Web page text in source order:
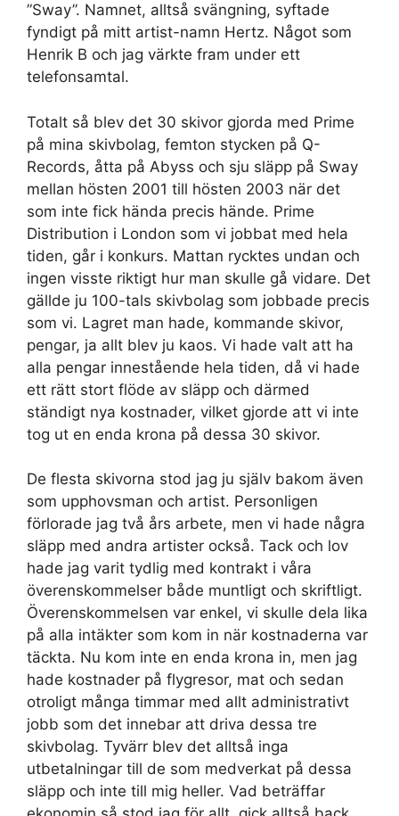
”Sway”. Namnet, alltså svängning, syftade
fyndigt på mitt artist-namn Hertz. Något som
Henrik B och jag värkte fram under ett
telefonsamtal.
Totalt så blev det 30 skivor gjorda med Prime
på mina skivbolag, femton stycken på Q-
Records, åtta på Abyss och sju släpp på Sway
mellan hösten 2001 till hösten 2003 när det
som inte fick hända precis hände. Prime
Distribution i London som vi jobbat med hela
tiden, går i konkurs. Mattan rycktes undan och
ingen visste riktigt hur man skulle gå vidare. Det
gällde ju 100-tals skivbolag som jobbade precis
som vi. Lagret man hade, kommande skivor,
pengar, ja allt blev ju kaos. Vi hade valt att ha
alla pengar innestående hela tiden, då vi hade
ett rätt stort flöde av släpp och därmed
ständigt nya kostnader, vilket gjorde att vi inte
tog ut en enda krona på dessa 30 skivor.
De flesta skivorna stod jag ju själv bakom även
som upphovsman och artist. Personligen
förlorade jag två års arbete, men vi hade några
släpp med andra artister också. Tack och lov
hade jag varit tydlig med kontrakt i våra
överenskommelser både muntligt och skriftligt.
Överenskommelsen var enkel, vi skulle dela lika
på alla intäkter som kom in när kostnaderna var
täckta. Nu kom inte en enda krona in, men jag
hade kostnader på flygresor, mat och sedan
otroligt många timmar med allt administrativt
jobb som det innebar att driva dessa tre
skivbolag. Tyvärr blev det alltså inga
utbetalningar till de som medverkat på dessa
släpp och inte till mig heller. Vad beträffar